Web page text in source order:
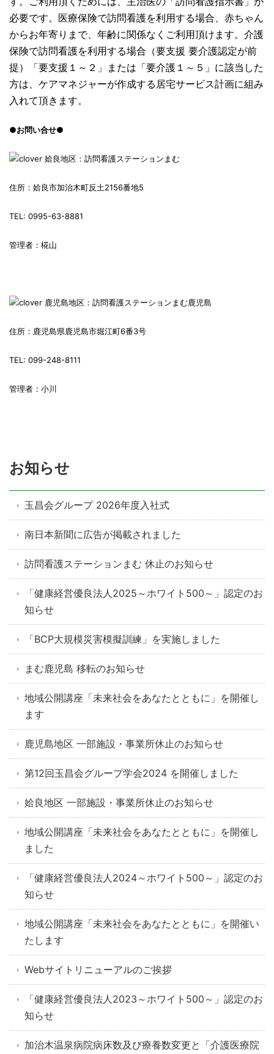
必要です。医療保険で訪問看護を利用する場合、赤ちゃん
からお年寄りまで、年齢に関係なくご利用頂けます。介護
保険で訪問看護を利用する場合（要支援 要介護認定が前
提）「要支援１～２」または「要介護１～５」に該当した
方は、ケアマネジャーが作成する居宅サービス計画に組み
入れて頂きます。
●お問い合せ●
姶良地区：訪問看護ステーションまむ
住所：姶良市加治木町反土2156番地5
TEL: 0995-63-8881
管理者：椛山
鹿児島地区：訪問看護ステーションまむ鹿児島
住所：鹿児島県鹿児島市堀江町6番3号
TEL: 099-248-8111
管理者：小川
お知らせ
玉昌会グループ 2026年度入社式
南日本新聞に広告が掲載されました
訪問看護ステーションまむ 休止のお知らせ
「健康経営優良法人2025～ホワイト500～」認定のお
知らせ
「BCP大規模災害模擬訓練」を実施しました
まむ鹿児島 移転のお知らせ
地域公開講座「未来社会をあなたとともに」を開催し
ます
鹿児島地区 一部施設・事業所休止のお知らせ
第12回玉昌会グループ学会2024 を開催しました
姶良地区 一部施設・事業所休止のお知らせ
地域公開講座「未来社会をあなたとともに」を開催し
ました
「健康経営優良法人2024～ホワイト500～」認定のお
知らせ
地域公開講座「未来社会をあなたとともに」を開催い
たします
Webサイトリニューアルのご挨拶
「健康経営優良法人2023～ホワイト500～」認定のお
知らせ
加治木温泉病院病床数及び療養数変更と「介護医療院